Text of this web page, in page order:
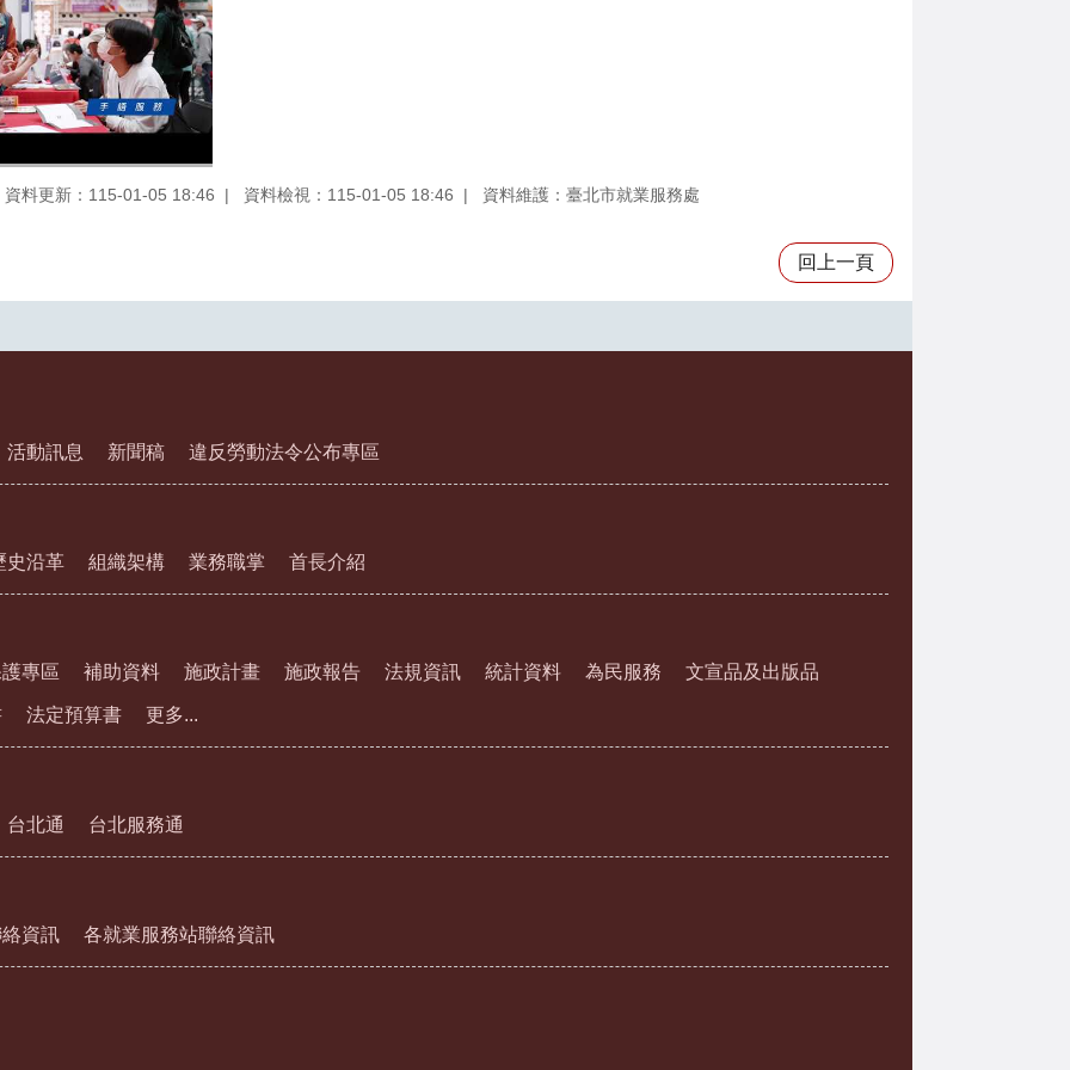
資料更新：115-01-05 18:46 資料檢視：115-01-05 18:46 資料維護：臺北市就業服務處
回上一頁
活動訊息 新聞稿 違反勞動法令公布專區
史沿革 組織架構 業務職掌 首長介紹
專區 補助資料 施政計畫 施政報告 法規資訊 統計資料 為民服務 文宣品及出版品
法定預算書 更多...
台北通 台北服務通
資訊 各就業服務站聯絡資訊